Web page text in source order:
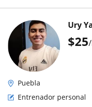
$25
Ury
Puebla
Entrenador personal